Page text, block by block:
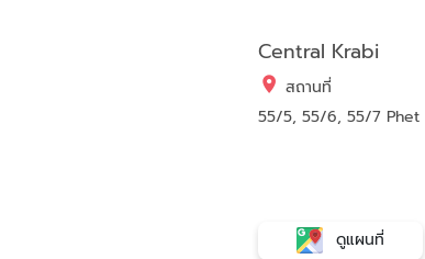
Central Krabi
สถานที่
55/5, 55/6, 55/7 Phet
ดูแผนที่